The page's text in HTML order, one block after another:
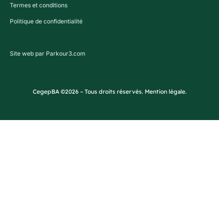
Termes et conditions
Politique de confidentialité
Site web par Parkour3.com
CegepBA ©2026 – Tous droits réservés. Mention légale.